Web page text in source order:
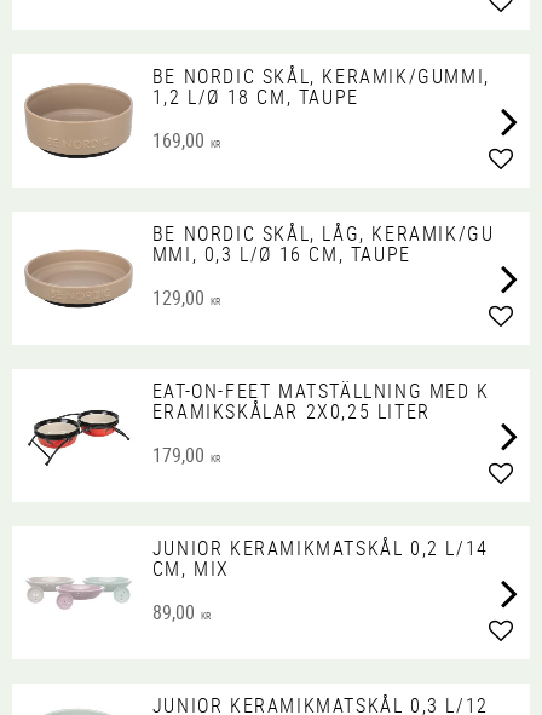
BE NORDIC SKÅL, KERAMIK/GUMMI,
1,2 L/Ø 18 CM, TAUPE
169,00 KR
BE NORDIC SKÅL, LÅG, KERAMIK/GU
MMI, 0,3 L/Ø 16 CM, TAUPE
129,00 KR
EAT-ON-FEET MATSTÄLLNING MED K
ERAMIKSKÅLAR 2X0,25 LITER
179,00 KR
JUNIOR KERAMIKMATSKÅL 0,2 L/14
CM, MIX
89,00 KR
JUNIOR KERAMIKMATSKÅL 0,3 L/12